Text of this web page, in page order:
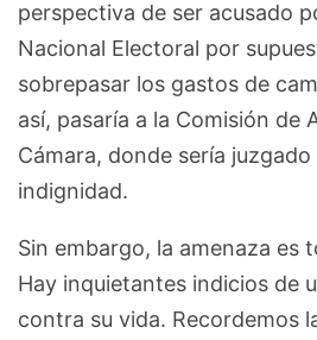
perspectiva de ser acusado
Nacional Electoral por
sobrepasar los gastos de
así, pasaría a la Comisión de
Cámara, donde sería
indignidad.
Sin embargo, la amenaza es
Hay inquietantes indicios de
contra su vida. Recordemos